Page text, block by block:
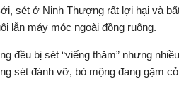
sét ở Ninh Thượng rất lợi hại và
lẫn máy móc ngoài đồng ruộng.
đều bị sét “viếng thăm” nhưng
sét đánh vỡ, bò mộng đang gặm